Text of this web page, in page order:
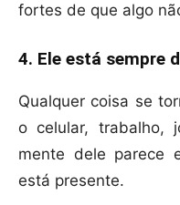
fortes de que algo
4. Ele está sempre
Qualquer coisa se
o celular, trabalho,
mente dele parece
está presente.